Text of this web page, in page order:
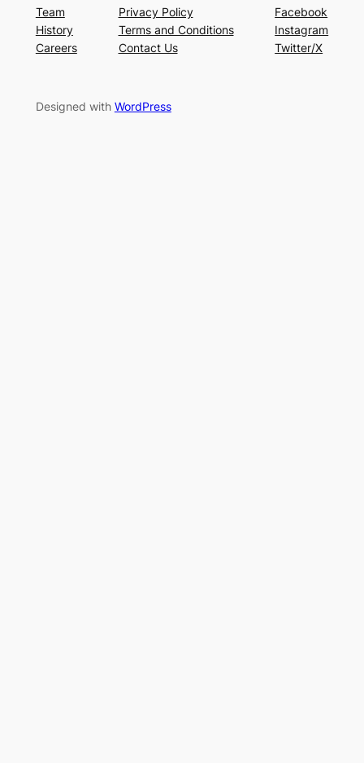
Team
History
Careers
Privacy Policy
Terms and Conditions
Contact Us
Facebook
Instagram
Twitter/X
Designed with WordPress